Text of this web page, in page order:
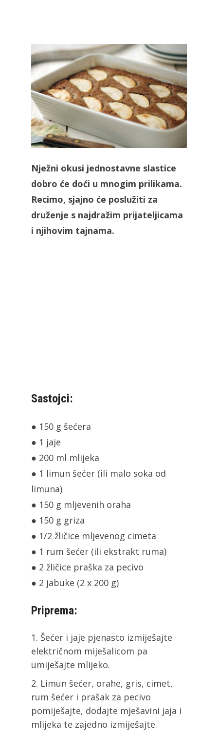
Nježni okusi jednostavne slastice
dobro će doći u mnogim prilikama.
Recimo, sjajno će poslužiti za
druženje s najdražim prijateljicama
i njihovim tajnama.
Sastojci:
● 150 g šećera
● 1 jaje
● 200 ml mlijeka
● 1 limun šećer (ili malo soka od
limuna)
● 150 g mljevenih oraha
● 150 g griza
● 1/2 žličice mljevenog cimeta
● 1 rum šećer (ili ekstrakt ruma)
● 2 žličice praška za pecivo
● 2 jabuke (2 x 200 g)
Priprema:
Šećer i jaje pjenasto izmiješajte
električnom miješalicom pa
umiješajte mlijeko.
Limun šećer, orahe, gris, cimet,
rum šećer i prašak za pecivo
pomiješajte, dodajte mješavini jaja i
mlijeka te zajedno izmiješajte.